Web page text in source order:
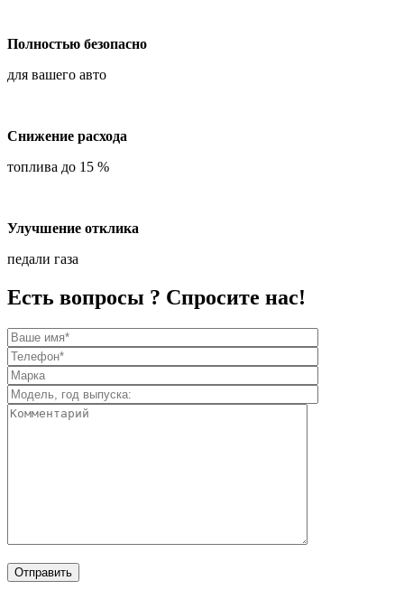
Полностью безопасно
для вашего авто
Снижение расхода
топлива до 15 %
Улучшение отклика
педали газа
Есть вопросы ? Спросите нас!